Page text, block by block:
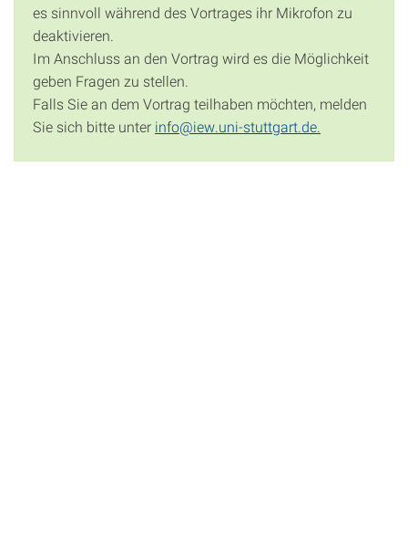
es sinnvoll während des Vortrages ihr Mikrofon zu
deaktivieren.
Im Anschluss an den Vortrag wird es die Möglichkeit
geben Fragen zu stellen.
Falls Sie an dem Vortrag teilhaben möchten, melden
Sie sich bitte unter info@iew.uni-stuttgart.de.